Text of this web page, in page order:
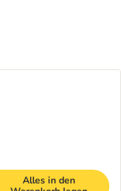
Alles in den